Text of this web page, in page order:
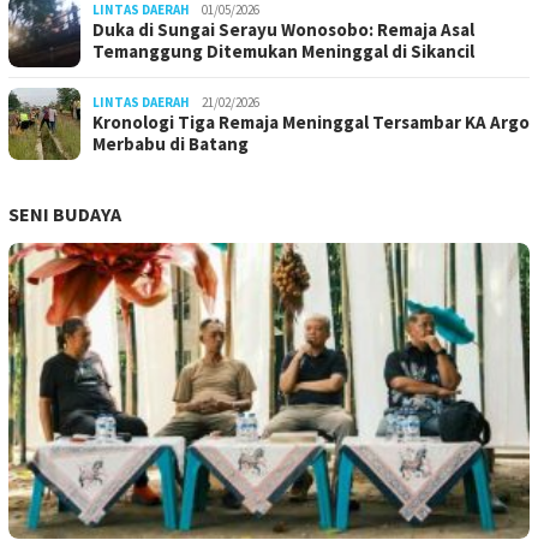
LINTAS DAERAH 01/05/2026
Duka di Sungai Serayu Wonosobo: Remaja Asal
Temanggung Ditemukan Meninggal di Sikancil
LINTAS DAERAH 21/02/2026
Kronologi Tiga Remaja Meninggal Tersambar KA Argo
Merbabu di Batang
SENI BUDAYA